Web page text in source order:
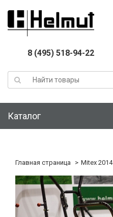
8 (495) 518-94-22
Каталог
Главная страница Mitex 2014